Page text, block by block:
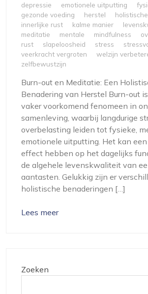
depressie
emotionele uitputting
gezonde voeding
herstel
innerlijke rust
kalme manier
meditatie
mentale mindfulness
rust
slapeloosheid stress
veerkracht vergroten
welzijn
zelfbewustzijn
Burn-out en Meditatie: Een
Benadering van Herstel Burn-out
vaker voorkomend fenomeen in
samenleving, waarbij langdurige
overbelasting leiden tot fysieke,
emotionele uitputting. Het kan
effect hebben op het dagelijks
de algehele levenskwaliteit van
aantasten. Gelukkig zijn er
holistische benaderingen […]
Lees meer
Zoeken